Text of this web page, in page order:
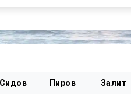
Сидов Пиров Залит